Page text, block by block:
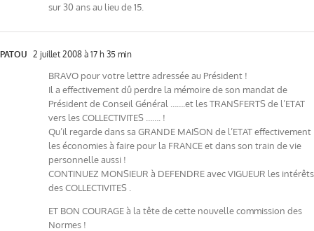
sur 30 ans au lieu de 15.
PATOU 2 juillet 2008 à 17 h 35 min
BRAVO pour votre lettre adressée au Président !
Il a effectivement dû perdre la mémoire de son mandat de
Président de Conseil Général …….et les TRANSFERTS de l’ETAT
vers les COLLECTIVITES ……. !
Qu’il regarde dans sa GRANDE MAISON de l’ETAT effectivement
les économies à faire pour la FRANCE et dans son train de vie
personnelle aussi !
CONTINUEZ MONSIEUR à DEFENDRE avec VIGUEUR les intérêts
des COLLECTIVITES .
ET BON COURAGE à la tête de cette nouvelle commission des
Normes !